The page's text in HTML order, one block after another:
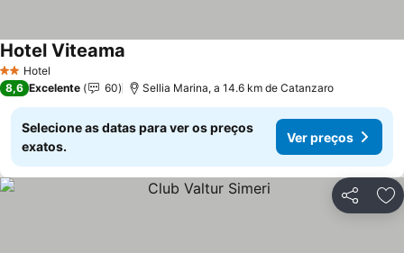
2 Estrelas
Hotel
Hotel Viteama
8,6 Excelente 60 Sellia Marina, a 14.6 km de Catanzaro
Selecione as datas para ver os preços
exatos.
Ver preços
Partilhar